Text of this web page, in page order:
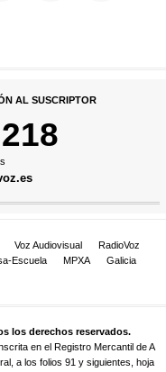
AL SUSCRIPTOR
Voz Audiovisual
RadioVoz
Escuela MPXA
Galicia
los derechos reservados.
en el Registro Mercantil de A
a los folios 91 y siguientes, hoja